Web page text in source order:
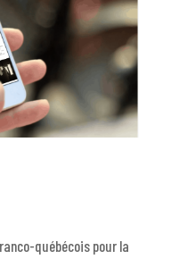
québécois pour la